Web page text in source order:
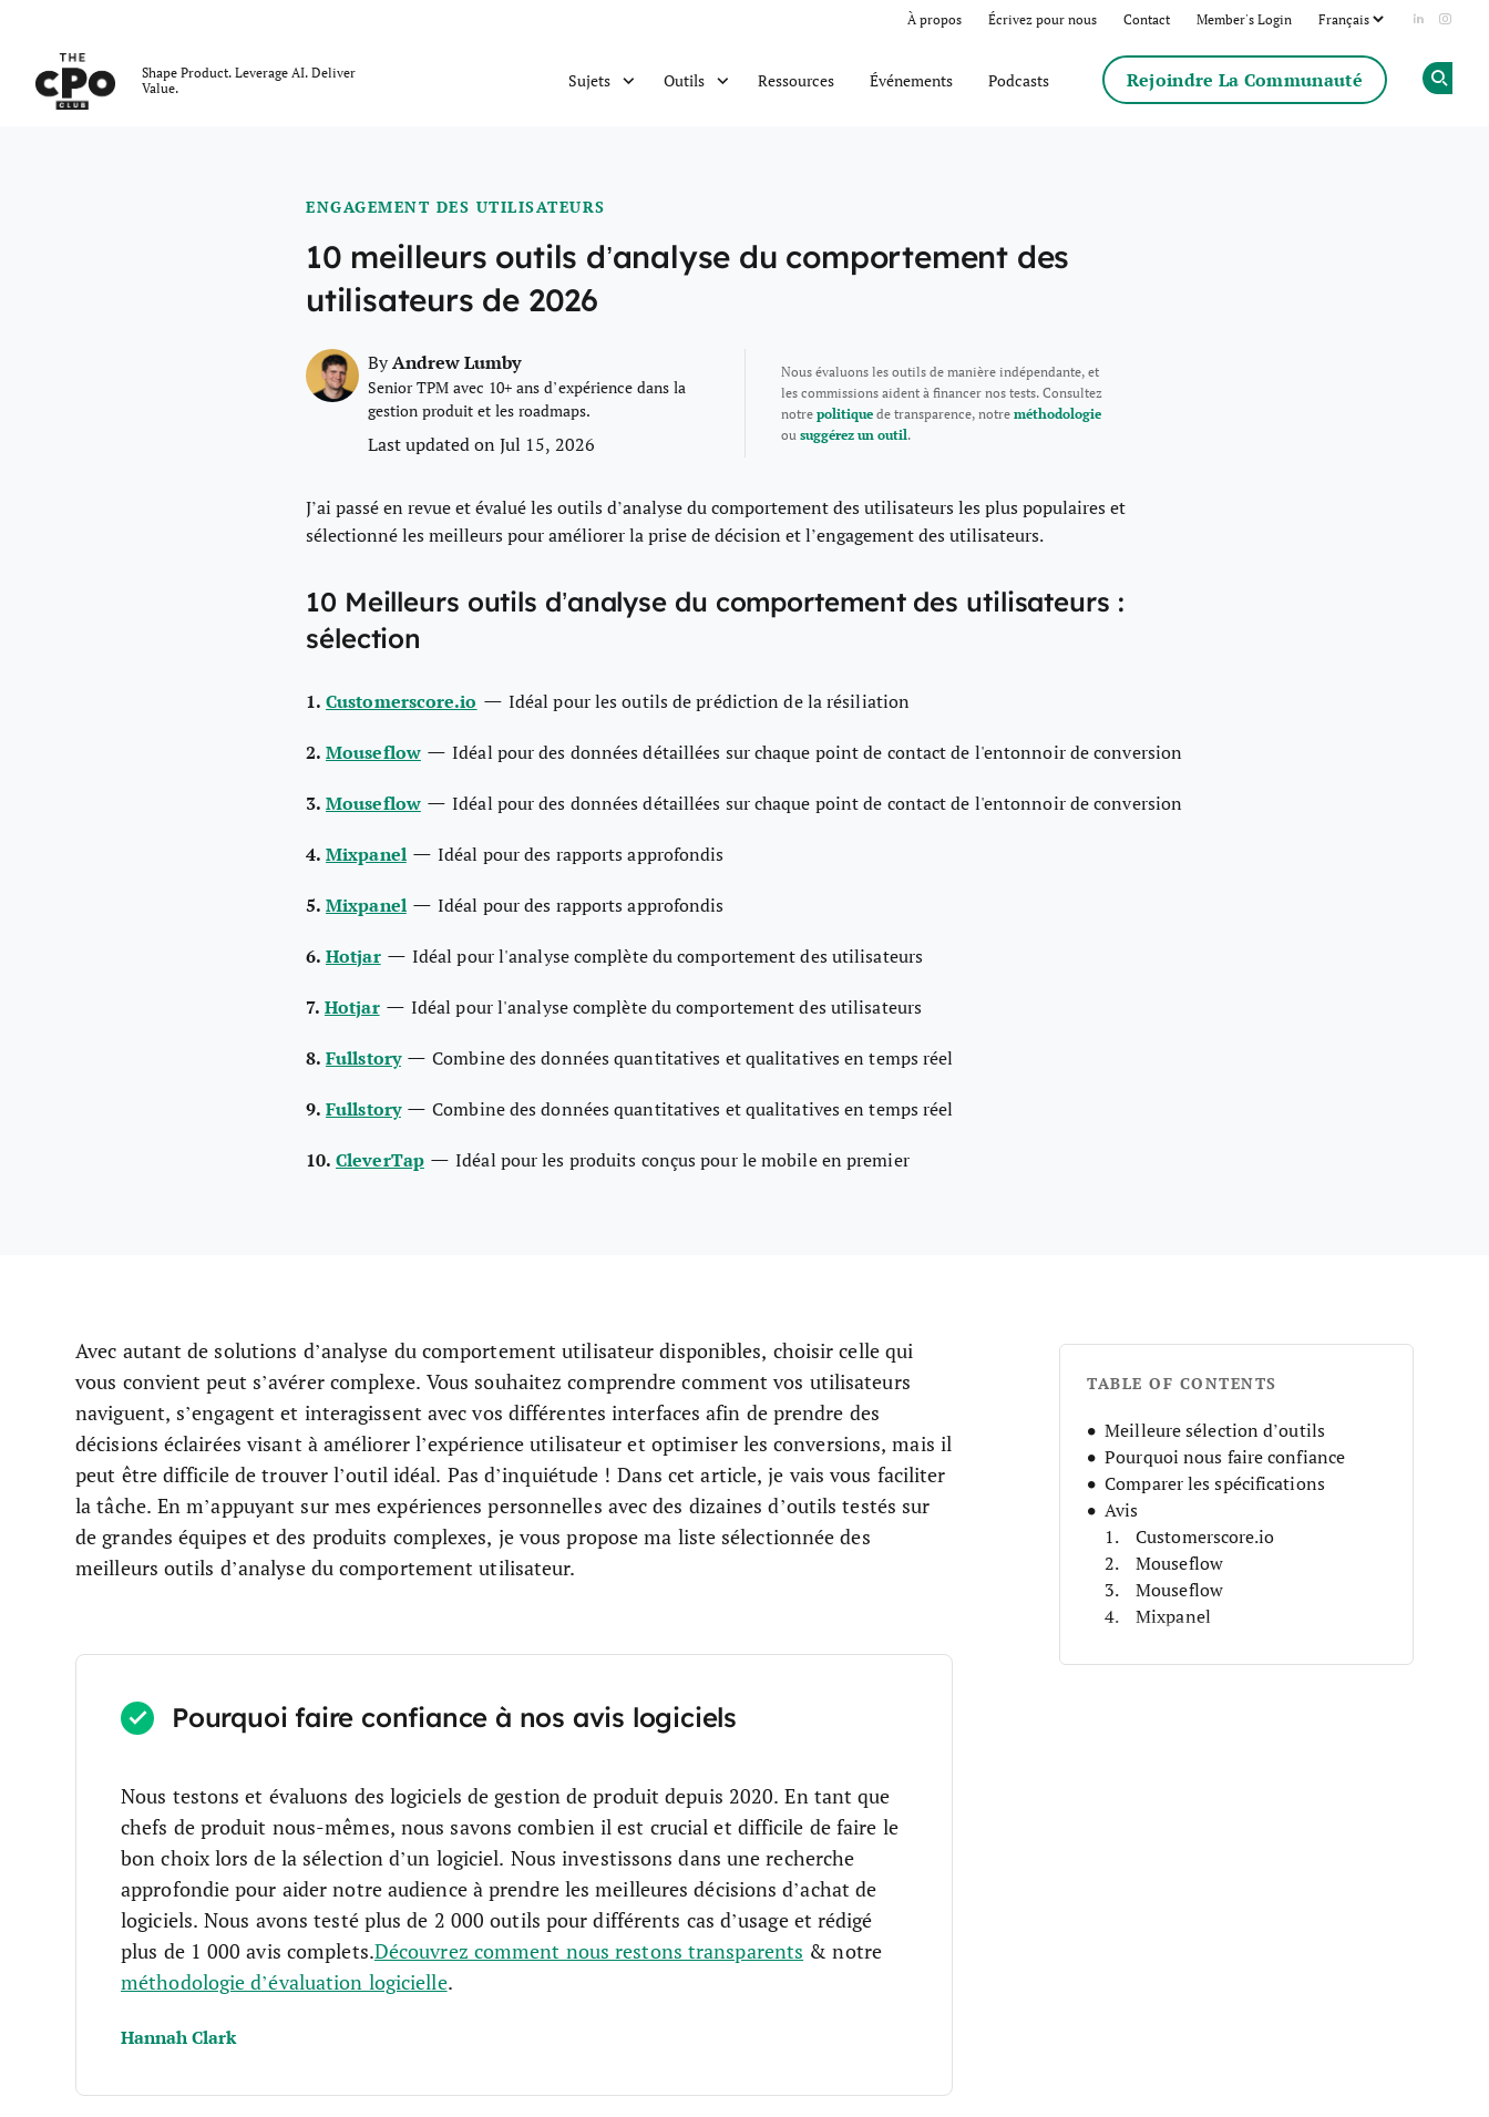
À propos Écrivez pour nous Contact Member's Login Add us
Shape Product. Leverage AI. Deliver
Value.
Sujets Outils Ressources Événements Podcasts Rejoindre La Communauté
ENGAGEMENT DES UTILISATEURS
10 meilleurs outils d’analyse du comportement des
utilisateurs de 2026
ByAndrew Lumby
Senior TPM avec 10+ ans d’expérience dans la
gestion produit et les roadmaps.
Last updated on Jul 15, 2026
Nous évaluons les outils de manière indépendante, et
les commissions aident à financer nos tests. Consultez
notrepolitiquede transparence, notreméthodologie
ou suggérez un outil.
J’ai passé en revue et évalué les outils d’analyse du comportement des utilisateurs les plus populaires et
sélectionné les meilleurs pour améliorer la prise de décision et l’engagement des utilisateurs.
10 Meilleurs outils d’analyse du comportement des utilisateurs :
sélection
1. Customerscore.io — Idéal pour les outils de prédiction de la résiliation
2. Mouseflow —Idéal pour des données détaillées sur chaque point de contact de l'entonnoir de conversion
3. Mouseflow —Idéal pour des données détaillées sur chaque point de contact de l'entonnoir de conversion
4. Mixpanel —Idéal pour des rapports approfondis
5. Mixpanel —Idéal pour des rapports approfondis
6. Hotjar — Idéal pour l'analyse complète du comportement des utilisateurs
7. Hotjar — Idéal pour l'analyse complète du comportement des utilisateurs
8. Fullstory —Combine des données quantitatives et qualitatives en temps réel
9. Fullstory —Combine des données quantitatives et qualitatives en temps réel
10. CleverTap —Idéal pour les produits conçus pour le mobile en premier
Avec autant de solutions d’analyse du comportement utilisateur disponibles, choisir celle qui
vous convient peut s’avérer complexe. Vous souhaitez comprendre comment vos utilisateurs
naviguent, s’engagent et interagissent avec vos différentes interfaces afin de prendre des
décisions éclairées visant à améliorer l’expérience utilisateur et optimiser les conversions, mais il
peut être difficile de trouver l’outil idéal. Pas d’inquiétude ! Dans cet article, je vais vous faciliter
la tâche. En m’appuyant sur mes expériences personnelles avec des dizaines d’outils testés sur
de grandes équipes et des produits complexes, je vous propose ma liste sélectionnée des
meilleurs outils d’analyse du comportement utilisateur.
Pourquoi faire confiance à nos avis logiciels
Nous testons et évaluons des logiciels de gestion de produit depuis 2020. En tant que
chefs de produit nous-mêmes, nous savons combien il est crucial et difficile de faire le
bon choix lors de la sélection d’un logiciel. Nous investissons dans une recherche
approfondie pour aider notre audience à prendre les meilleures décisions d’achat de
logiciels. Nous avons testé plus de 2 000 outils pour différents cas d’usage et rédigé
plus de 1 000 avis complets.Découvrez comment nous restons transparents & notre
méthodologie d’évaluation logicielle.
Hannah Clark
TABLE OF CONTENTS
Meilleure sélection d’outils
Pourquoi nous faire confiance
Comparer les spécifications
Avis
Customerscore.io
Mouseflow
Mouseflow
Mixpanel
Hotjar